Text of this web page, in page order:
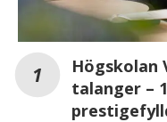
Högskolan
talanger –